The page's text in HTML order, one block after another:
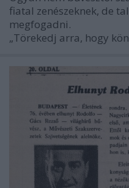
fiatal zenészeknek, de
megfogadni.
„Törekedj arra, hogy